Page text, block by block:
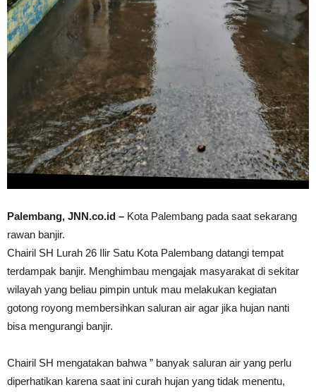
Palembang, JNN.co.id – Kota Palembang pada saat sekarang
rawan banjir.
Chairil SH Lurah 26 Ilir Satu Kota Palembang datangi tempat
terdampak banjir. Menghimbau mengajak masyarakat di sekitar
wilayah yang beliau pimpin untuk mau melakukan kegiatan
gotong royong membersihkan saluran air agar jika hujan nanti
bisa mengurangi banjir.
Chairil SH mengatakan bahwa ” banyak saluran air yang perlu
diperhatikan karena saat ini curah hujan yang tidak menentu,